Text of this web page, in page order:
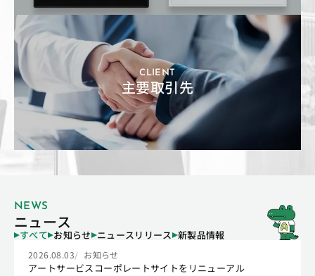
CLIENT
主要取引先
NEWS
ニュース
すべて お知らせ ニュースリリース 新製品情報
2026.08.03 お知らせ
アートサービスコーポレートサイトをリニューアル